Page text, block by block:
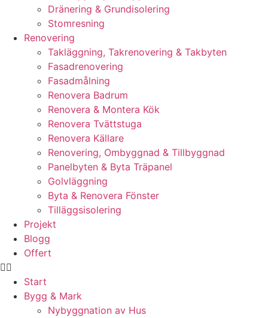
Dränering & Grundisolering
Stomresning
Renovering
Takläggning, Takrenovering & Takbyten
Fasadrenovering
Fasadmålning
Renovera Badrum
Renovera & Montera Kök
Renovera Tvättstuga
Renovera Källare
Renovering, Ombyggnad & Tillbyggnad
Panelbyten & Byta Träpanel
Golvläggning
Byta & Renovera Fönster
Tilläggsisolering
Projekt
Blogg
Offert
Start
Bygg & Mark
Nybyggnation av Hus